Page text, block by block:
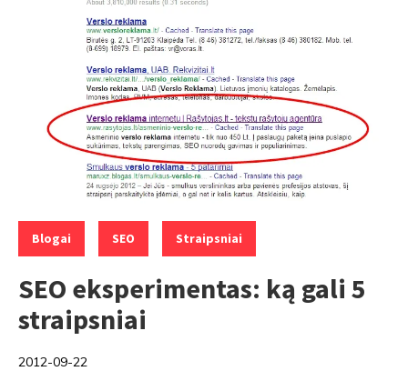
Categories:
Blogai SEO Straipsniai
SEO eksperimentas: ką gali 5
straipsniai
2012-09-22